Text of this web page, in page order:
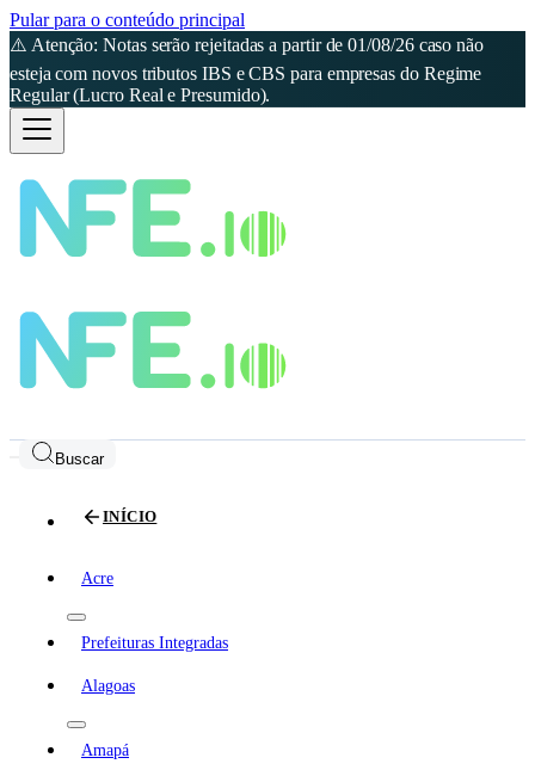
Pular para o conteúdo principal
⚠️ Atenção: Notas serão rejeitadas a partir de 01/08/26 caso não
esteja com novos tributos IBS e CBS para empresas do Regime
Regular (Lucro Real e Presumido).
Buscar
INÍCIO
Acre
Prefeituras Integradas
Alagoas
Amapá